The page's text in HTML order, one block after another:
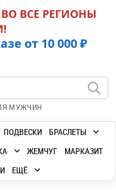
ВСЕ РЕГИОНЫ
от 10 000 ₽
МУЖЧИН
ПОДВЕСКИ
БРАСЛЕТЫ
ЖЕМЧУГ
МАРКАЗИТ
ЕЩЁ